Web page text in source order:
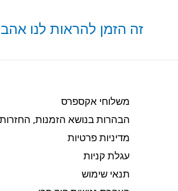
זה הזמן להראות לנו
משלוחי אקספרס
הבהרות בנושא הזמנות, החזרות
מדיניות פרטיות
עגלת קניות
תנאי שימוש